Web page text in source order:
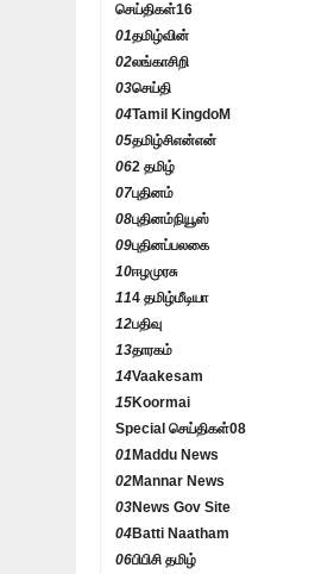
செய்திகள்16
01தமிழ்வின்
02லங்காசிறி
03செய்தி
04Tamil KingdoM
05தமிழ்சிஎன்என்
062 தமிழ்
07புதினம்
08புதினம்நியூஸ்
09புதினப்பலகை
10ஈழமுரசு
114 தமிழ்மீடியா
12பதிவு
13தாரகம்
14Vaakesam
15Koormai
Special செய்திகள்08
01 Maddu News
02Mannar News
03News Gov Site
04Batti Naatham
06பிபிசி தமிழ்